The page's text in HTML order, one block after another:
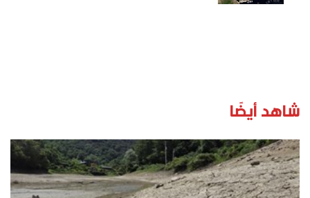
شاهد أيضًا